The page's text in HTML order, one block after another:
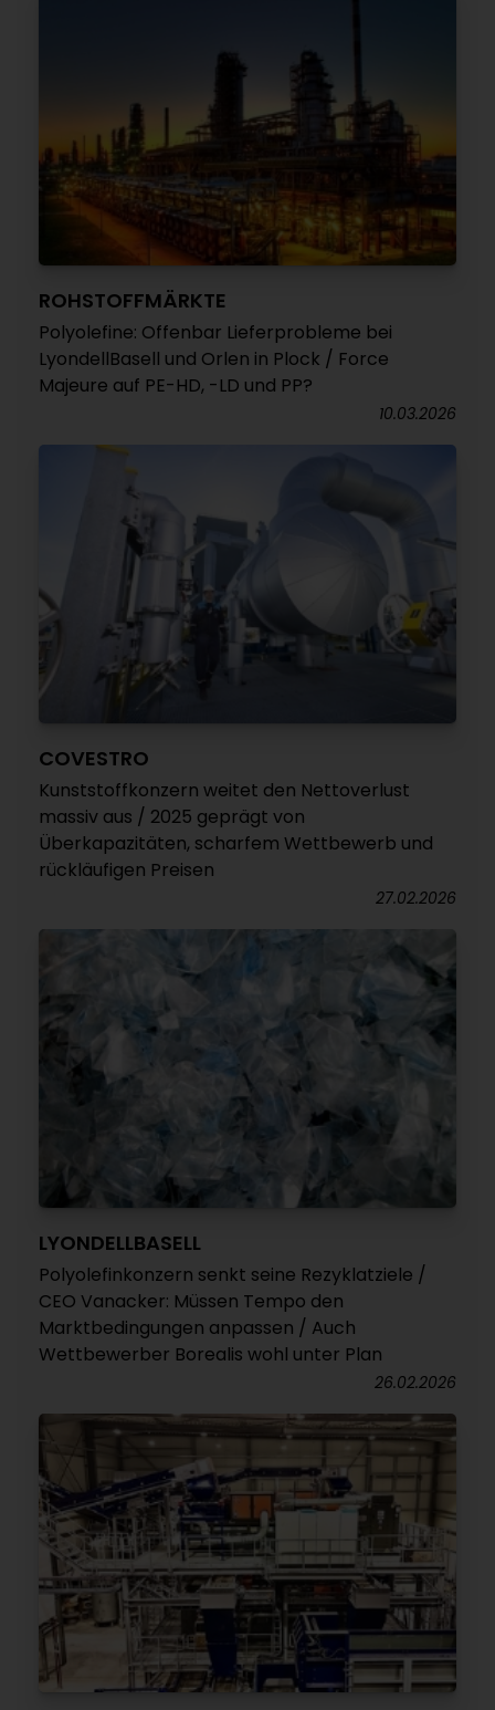
ROHSTOFFMÄRKTE
Polyolefine: Offenbar Lieferprobleme bei
LyondellBasell und Orlen in Plock / Force
Majeure auf PE-HD, -LD und PP?
10.03.2026
COVESTRO
Kunststoffkonzern weitet den Nettoverlust
massiv aus / 2025 geprägt von
Überkapazitäten, scharfem Wettbewerb und
rückläufigen Preisen
27.02.2026
LYONDELLBASELL
Polyolefinkonzern senkt seine Rezyklatziele /
CEO Vanacker: Müssen Tempo den
Marktbedingungen anpassen / Auch
Wettbewerber Borealis wohl unter Plan
26.02.2026